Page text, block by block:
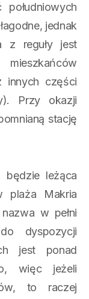
jednak
z reguły jest
innych części
Przy okazji
stację
będzie leżąca
plaża Makria
w pełni
dyspozycji
jest ponad
więc jeżeli
to raczej